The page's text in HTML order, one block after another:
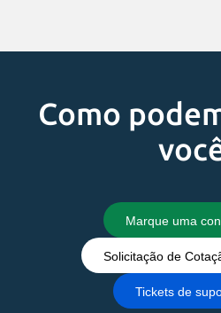
Como
Marque uma
Solicitação de
Tickets de